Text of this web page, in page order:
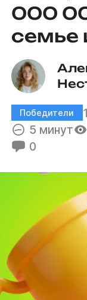
000
семье
Победители
5 минут
0